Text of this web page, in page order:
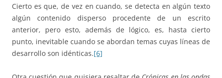
Cierto es que, de vez en cuando, se detecta en algún texto
algún contenido disperso procedente de un escrito
anterior, pero esto, además de lógico, es, hasta cierto
punto, inevitable cuando se abordan temas cuyas líneas de
desarrollo son idénticas.[6]